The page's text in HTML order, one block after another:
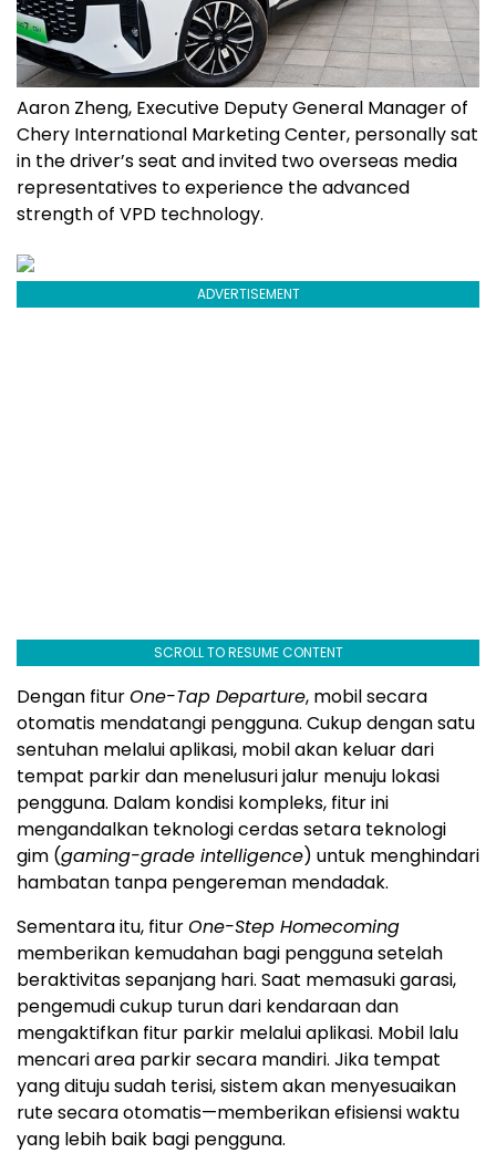
Aaron Zheng, Executive Deputy General Manager of
Chery International Marketing Center, personally sat
in the driver’s seat and invited two overseas media
representatives to experience the advanced
strength of VPD technology.
ADVERTISEMENT
SCROLL TO RESUME CONTENT
Dengan fiturOne-Tap Departure, mobil secara
otomatis mendatangi pengguna. Cukup dengan satu
sentuhan melalui aplikasi, mobil akan keluar dari
tempat parkir dan menelusuri jalur menuju lokasi
pengguna. Dalam kondisi kompleks, fitur ini
mengandalkan teknologi cerdas setara teknologi
gim (gaming-grade intelligence) untuk menghindari
hambatan tanpa pengereman mendadak.
Sementara itu, fiturOne-Step Homecoming
memberikan kemudahan bagi pengguna setelah
beraktivitas sepanjang hari. Saat memasuki garasi,
pengemudi cukup turun dari kendaraan dan
mengaktifkan fitur parkir melalui aplikasi. Mobil lalu
mencari area parkir secara mandiri. Jika tempat
yang dituju sudah terisi, sistem akan menyesuaikan
rute secara otomatis—memberikan efisiensi waktu
yang lebih baik bagi pengguna.